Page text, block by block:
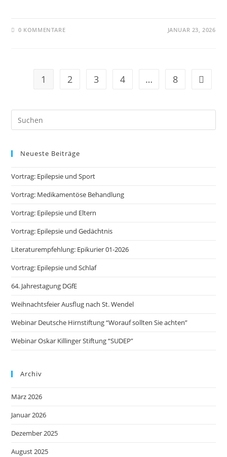
0 KOMMENTARE JANUAR 23, 2026
1 2 3 4 … 8 Zur
Neueste Beiträge
Vortrag: Epilepsie und Sport
Vortrag: Medikamentöse Behandlung
Vortrag: Epilepsie und Eltern
Vortrag: Epilepsie und Gedächtnis
Literaturempfehlung: Epikurier 01-2026
Vortrag: Epilepsie und Schlaf
64. Jahrestagung DGfE
Weihnachtsfeier Ausflug nach St. Wendel
Webinar Deutsche Hirnstiftung “Worauf sollten Sie achten”
Webinar Oskar Killinger Stiftung “SUDEP”
Archiv
März 2026
Januar 2026
Dezember 2025
August 2025